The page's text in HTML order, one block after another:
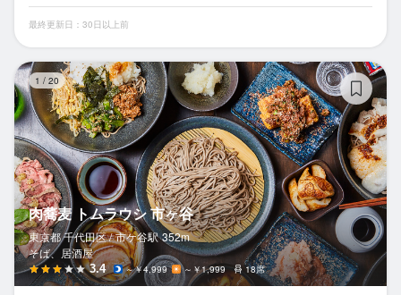
最終更新日：30日以上前
1 / 20
肉蕎麦 トムラウシ 市ヶ谷
東京都 千代田区 / 市ケ谷駅 352m
そば、居酒屋
3.4 ～￥4,999 ～￥1,999 18席